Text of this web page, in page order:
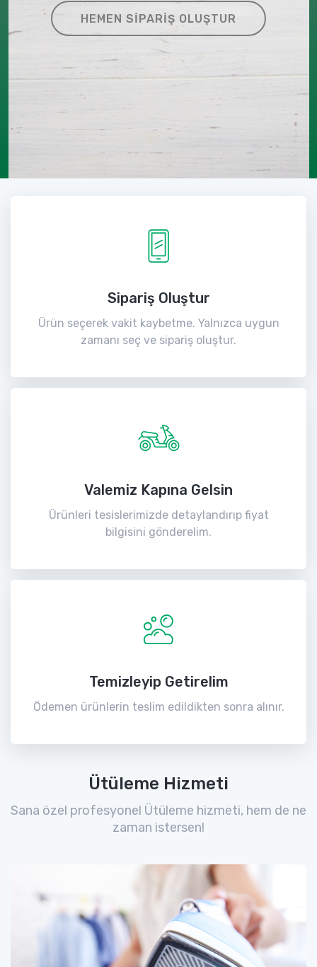
HEMEN SIPARIŞ OLUŞTUR
Sipariş Oluştur
Ürün seçerek vakit kaybetme. Yalnızca uygun
zamanı seç ve sipariş oluştur.
Valemiz Kapına Gelsin
Ürünleri tesislerimizde detaylandırıp fiyat
bilgisini gönderelim.
Temizleyip Getirelim
Ödemen ürünlerin teslim edildikten sonra alınır.
Ütüleme Hizmeti
Sana özel profesyonel Ütüleme hizmeti, hem de ne
zaman istersen!